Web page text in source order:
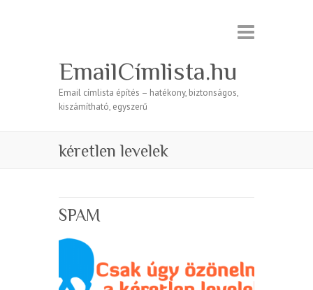
EmailCímlista.hu
Email címlista építés – hatékony, biztonságos,
kiszámítható, egyszerű
kéretlen levelek
SPAM